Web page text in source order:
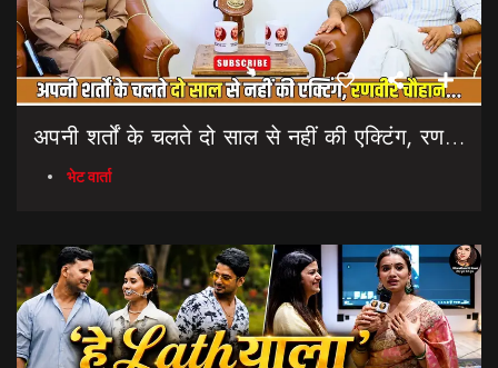
अपनी शर्तों के चलते दो साल से नहीं की एक्टिंग, रणवीर चौहान || Uttarakhand Cinema Untold Secrets
भेट वार्ता